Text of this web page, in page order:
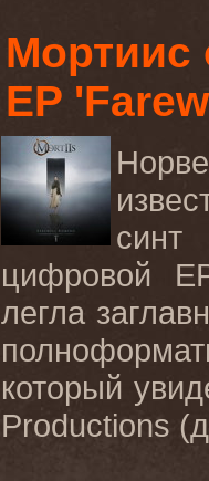
Мортиис
EP
цифровой
легла
который
Productions